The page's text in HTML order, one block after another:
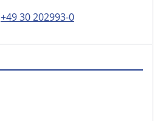
+49 30 202993-0